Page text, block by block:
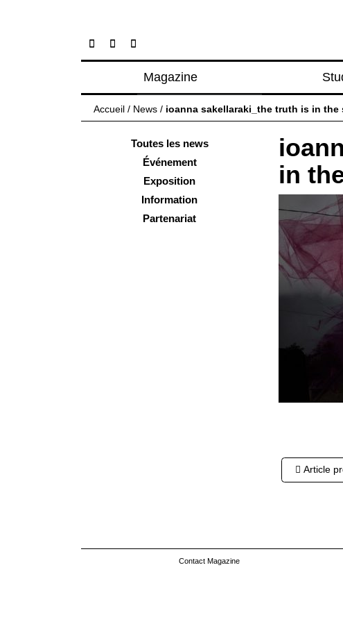
Magazine
Articles
À propos
Numéros
Accueil / News / ioanna sakellaraki_the truth is in the
Toutes les news
Événement
Exposition
Information
Partenariat
in
des
Article
Contact Magazine